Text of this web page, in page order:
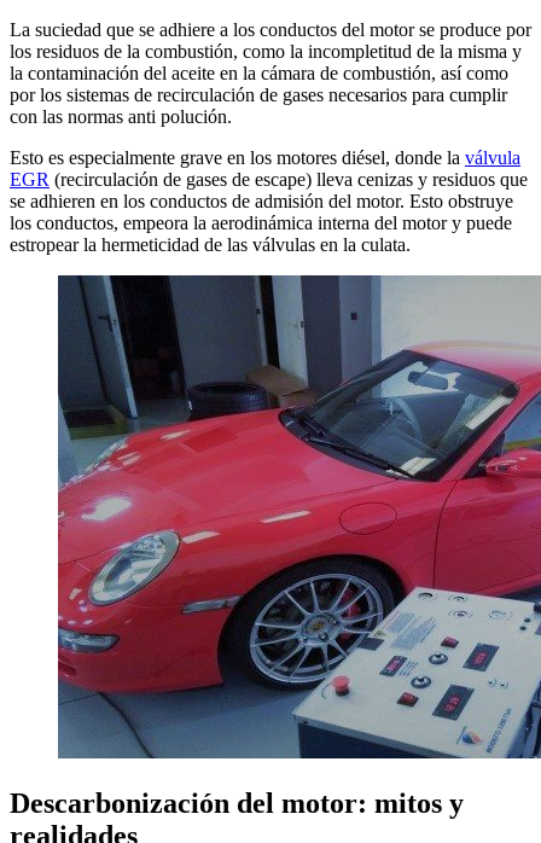
La suciedad que se adhiere a los conductos del motor se produce por
los residuos de la combustión, como la incompletitud de la misma y
la contaminación del aceite en la cámara de combustión, así como
por los sistemas de recirculación de gases necesarios para cumplir
con las normas anti polución.
Esto es especialmente grave en los motores diésel, donde la válvula
EGR (recirculación de gases de escape) lleva cenizas y residuos que
se adhieren en los conductos de admisión del motor. Esto obstruye
los conductos, empeora la aerodinámica interna del motor y puede
estropear la hermeticidad de las válvulas en la culata.
Descarbonización del motor: mitos y
realidades